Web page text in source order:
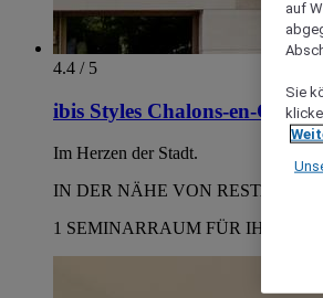
4.4 / 5
ibis Styles Chalons-en-
Im Herzen der Stadt.
IN DER NÄHE VON
1 SEMINARRAUM FÜR IHRE
auf
Sie